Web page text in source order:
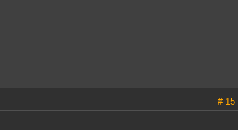
# 15